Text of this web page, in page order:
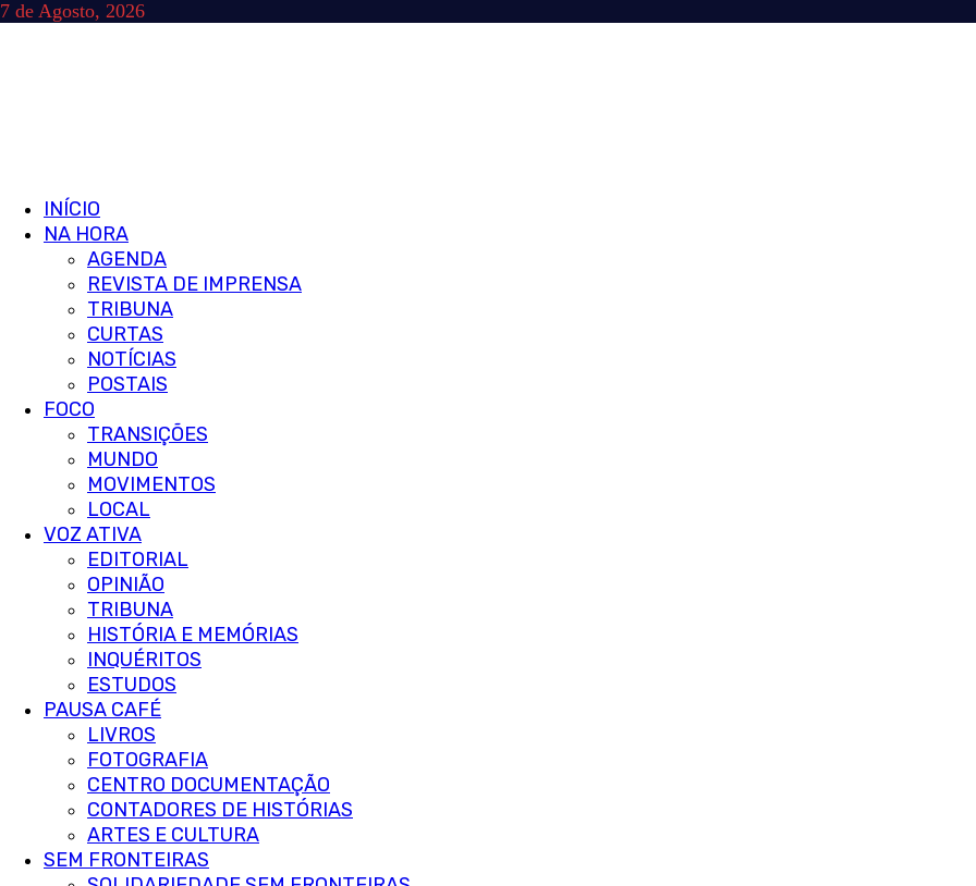
Skip
7 de Agosto, 2026
Primary
Menu
INÍCIO
NA HORA
AGENDA
REVISTA DE IMPRENSA
TRIBUNA
CURTAS
NOTÍCIAS
POSTAIS
FOCO
TRANSIÇÕES
MUNDO
MOVIMENTOS
LOCAL
VOZ ATIVA
EDITORIAL
OPINIÃO
TRIBUNA
HISTÓRIA E MEMÓRIAS
INQUÉRITOS
ESTUDOS
PAUSA CAFÉ
LIVROS
FOTOGRAFIA
CENTRO DOCUMENTAÇÃO
CONTADORES DE HISTÓRIAS
ARTES E CULTURA
SEM FRONTEIRAS